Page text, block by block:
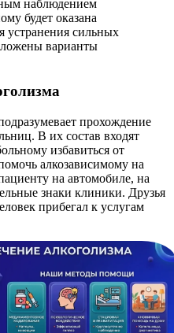
наблюдением
будет оказана
устранения сильных
варианты
прохождение
В их состав входят
избавиться от
алкозависимому на
на автомобиле, на
знаки клиники. Друзья
прибегал к услугам